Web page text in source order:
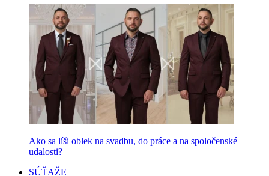
Ako sa líši oblek na svadbu, do práce a na spoločenské
udalosti?
SÚŤAŽE